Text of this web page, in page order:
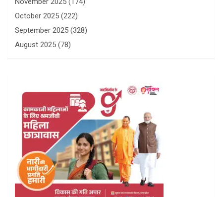
October 2025 (222)
September 2025 (328)
August 2025 (78)